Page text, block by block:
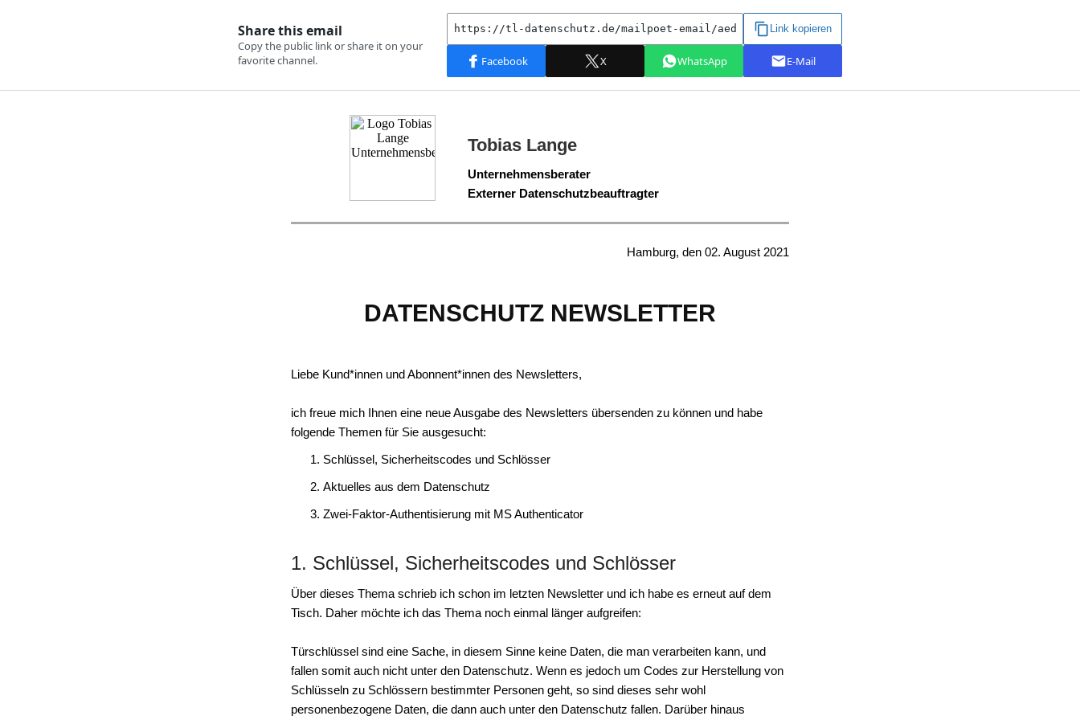
Tobias Lange
Unternehmensberater
Externer Datenschutzbeauftragter
Hamburg, den 02. August 2021
DATENSCHUTZ NEWSLETTER
Liebe Kund*innen und Abonnent*innen des Newsletters,
ich freue mich Ihnen eine neue Ausgabe des Newsletters übersenden zu können und habe
folgende Themen für Sie ausgesucht:
Schlüssel, Sicherheitscodes und Schlösser
Aktuelles aus dem Datenschutz
Zwei-Faktor-Authentisierung mit MS Authenticator
1. Schlüssel, Sicherheitscodes und Schlösser
Über dieses Thema schrieb ich schon im letzten Newsletter und ich habe es erneut auf dem
Tisch. Daher möchte ich das Thema noch einmal länger aufgreifen:
Türschlüssel sind eine Sache, in diesem Sinne keine Daten, die man verarbeiten kann, und
fallen somit auch nicht unter den Datenschutz. Wenn es jedoch um Codes zur Herstellung von
Schlüsseln zu Schlössern bestimmter Personen geht, so sind dieses sehr wohl
personenbezogene Daten, die dann auch unter den Datenschutz fallen. Darüber hinaus